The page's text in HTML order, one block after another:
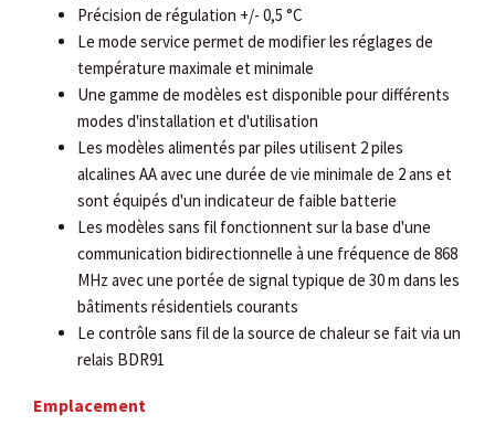
Précision de régulation +/- 0,5 °C
Le mode service permet de modifier les réglages de
température maximale et minimale
Une gamme de modèles est disponible pour différents
modes d'installation et d'utilisation
Les modèles alimentés par piles utilisent 2 piles
alcalines AA avec une durée de vie minimale de 2 ans et
sont équipés d'un indicateur de faible batterie
Les modèles sans fil fonctionnent sur la base d'une
communication bidirectionnelle à une fréquence de 868
MHz avec une portée de signal typique de 30 m dans les
bâtiments résidentiels courants
Le contrôle sans fil de la source de chaleur se fait via un
relais BDR91
Emplacement